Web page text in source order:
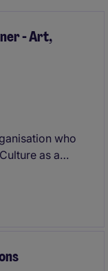
- Art,
who
as a
candidate